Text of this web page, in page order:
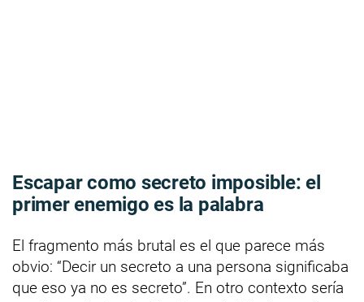
Escapar como secreto imposible: el
primer enemigo es la palabra
El fragmento más brutal es el que parece más
obvio: “Decir un secreto a una persona significaba
que eso ya no es secreto”. En otro contexto sería